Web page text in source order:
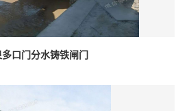
口门分水铸铁闸门